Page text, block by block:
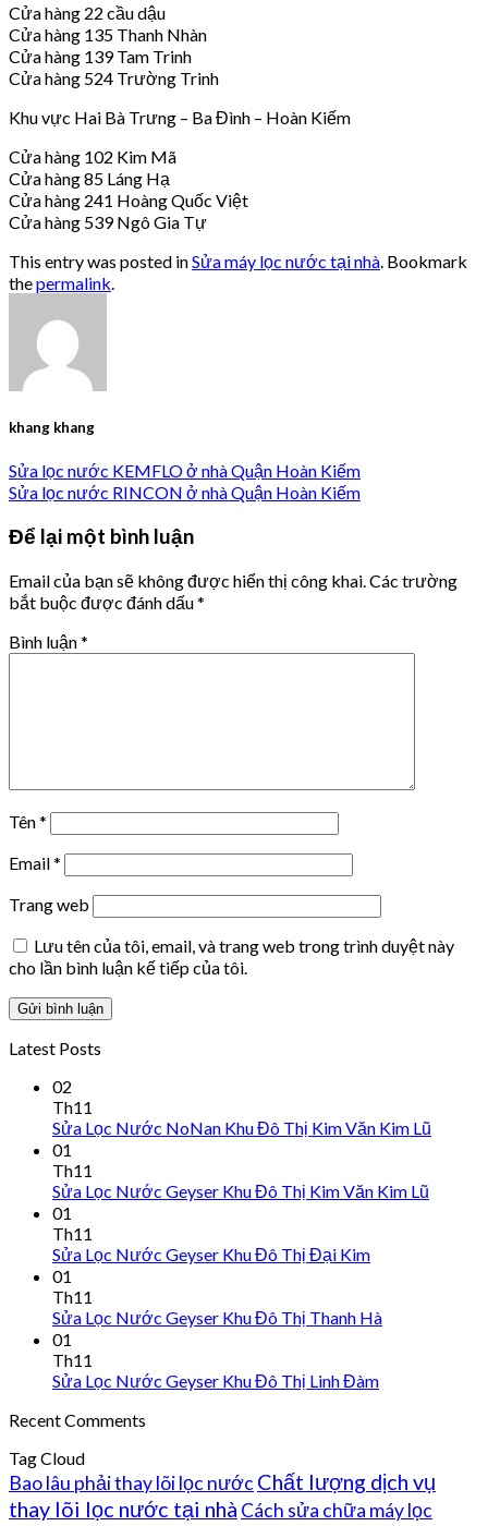
Cửa hàng 22 cầu dậu
Cửa hàng 135 Thanh Nhàn
Cửa hàng 139 Tam Trinh
Cửa hàng 524 Trường Trinh
Khu vực Hai Bà Trưng – Ba Đình – Hoàn Kiếm
Cửa hàng 102 Kim Mã
Cửa hàng 85 Láng Hạ
Cửa hàng 241 Hoàng Quốc Việt
Cửa hàng 539 Ngô Gia Tự
This entry was posted inSửa máy lọc nước tại nhà . Bookmark
thepermalink
khang khang
Sửa lọc nước KEMFLO ở nhà Quận Hoàn Kiếm
Sửa lọc nước RINCON ở nhà Quận Hoàn Kiếm
Để lại một bình luận
Email của bạn sẽ không được hiển thị công khai. Các trường
bắt buộc được đánh dấu*
Bình luận*
Tên*
Email*
Trang web
Lưu tên của tôi, email, và trang web trong trình duyệt này
cho lần bình luận kế tiếp của tôi.
Latest Posts
02
Th11
Sửa Lọc Nước NoNan Khu Đô Thị Kim Văn Kim Lũ
01
Th11
Sửa Lọc Nước Geyser Khu Đô Thị Kim Văn Kim Lũ
01
Th11
Sửa Lọc Nước Geyser Khu Đô Thị Đại Kim
01
Th11
Sửa Lọc Nước Geyser Khu Đô Thị Thanh Hà
01
Th11
Sửa Lọc Nước Geyser Khu Đô Thị Linh Đàm
Recent Comments
Tag Cloud
Bao lâu phải thay lõi lọc nước Chất lượng dịch vụ
thay lõi lọc nước tại nhà Cách sửa chữa máy lọc